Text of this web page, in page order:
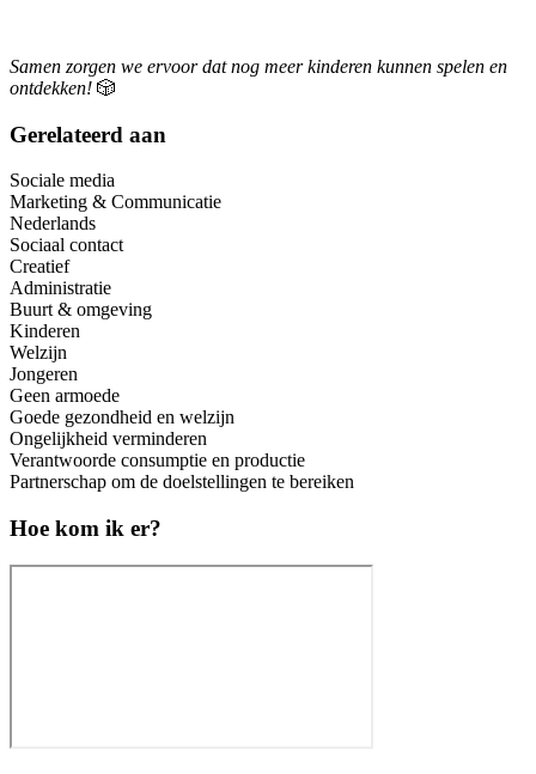
Samen zorgen we ervoor dat nog meer kinderen kunnen spelen en
ontdekken! 🎲
Gerelateerd aan
Sociale media
Marketing & Communicatie
Nederlands
Sociaal contact
Creatief
Administratie
Buurt & omgeving
Kinderen
Welzijn
Jongeren
Geen armoede
Goede gezondheid en welzijn
Ongelijkheid verminderen
Verantwoorde consumptie en productie
Partnerschap om de doelstellingen te bereiken
Hoe kom ik er?